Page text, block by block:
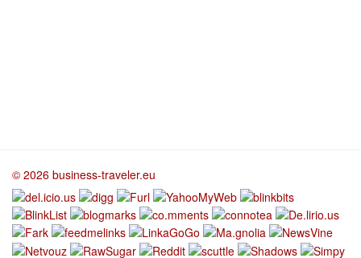
© 2026 business-traveler.eu